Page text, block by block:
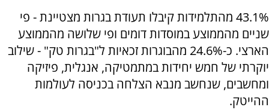
43.1% מהתלמידות קיבלו תעודת בגרות מצטיינת - פי
שניים מהממוצע במוסדות דומים ופי שלושה מהממוצע
הארצי. כ-24.6% מהבוגרות זכאיות ל"בגרות טק" - שילוב
יוקרתי של חמש יחידות במתמטיקה, אנגלית, פיזיקה
ומחשבים, שנחשב מנבא הצלחה בכניסה לעולמות
ההייטק.